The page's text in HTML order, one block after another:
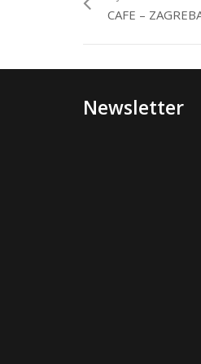
CAFE –
Newsletter